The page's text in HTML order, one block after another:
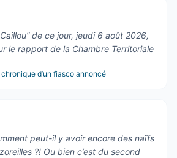
de ce jour, jeudi 6 août 2026,
le rapport de la Chambre Territoriale
d’un fiasco annoncé
peut-il y avoir encore des naïfs
?! Ou bien c’est du second